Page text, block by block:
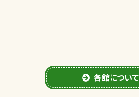
各館について